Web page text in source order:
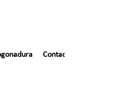
Contacto